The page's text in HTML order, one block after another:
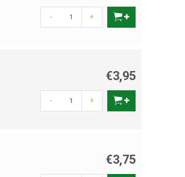
- +
€3,95
- +
€3,75